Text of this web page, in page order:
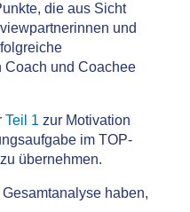
die aus Sicht
und
Coach und Coachee
Teil 1 zur Motivation
im TOP-
übernehmen.
haben,